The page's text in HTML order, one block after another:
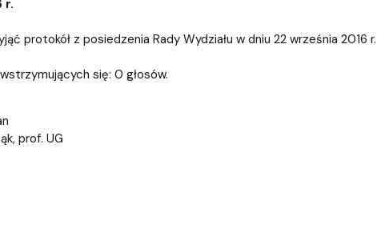
r.
protokół z posiedzenia Rady Wydziału w dniu 22 września 2016 r.
się: 0 głosów.
prof. UG